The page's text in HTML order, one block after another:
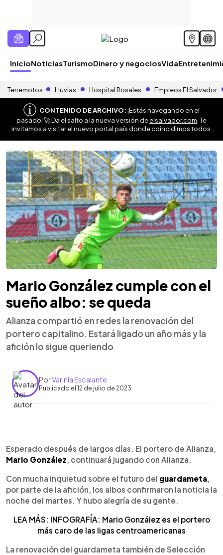
InicioNoticiasTurismoDinero y negociosVida
Terremotos Lluvias Hospital Rosales Empleos El Salvador
CONTENIDO DE ARCHIVO:¡Estás navegando en el
pasado! 🚀 Da el salto a la nueva versión deelsalvador.com . Te
invitamos a visitar el nuevo portal país donde coincidimos todos.
Mario González cumple con el
sueño albo: se queda
Alianza compartió en redes la renovación del
portero capitalino. Estará ligado un año más y la
afición lo sigue queriendo
PorVarinia Escalante
Publicado el 12 de julio de 2023
► Escuchar artículo
Esperado después de largos días. El portero de Alianza,
Mario González, continuará jugando con Alianza.
Con mucha inquietud sobre el futuro del guardameta,
por parte de la afición, los albos confirmaron la noticia la
noche del martes. Y hubo alegría de su gente.
LEA MÁS: INFOGRAFÍA: Mario González es el portero
más caro de las ligas centroamericanas
La renovación del guardameta también de Selección